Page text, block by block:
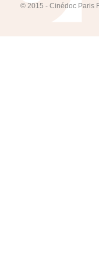
© 2015 - Cinédoc Paris